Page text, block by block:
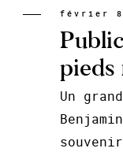
février
pieds
Un